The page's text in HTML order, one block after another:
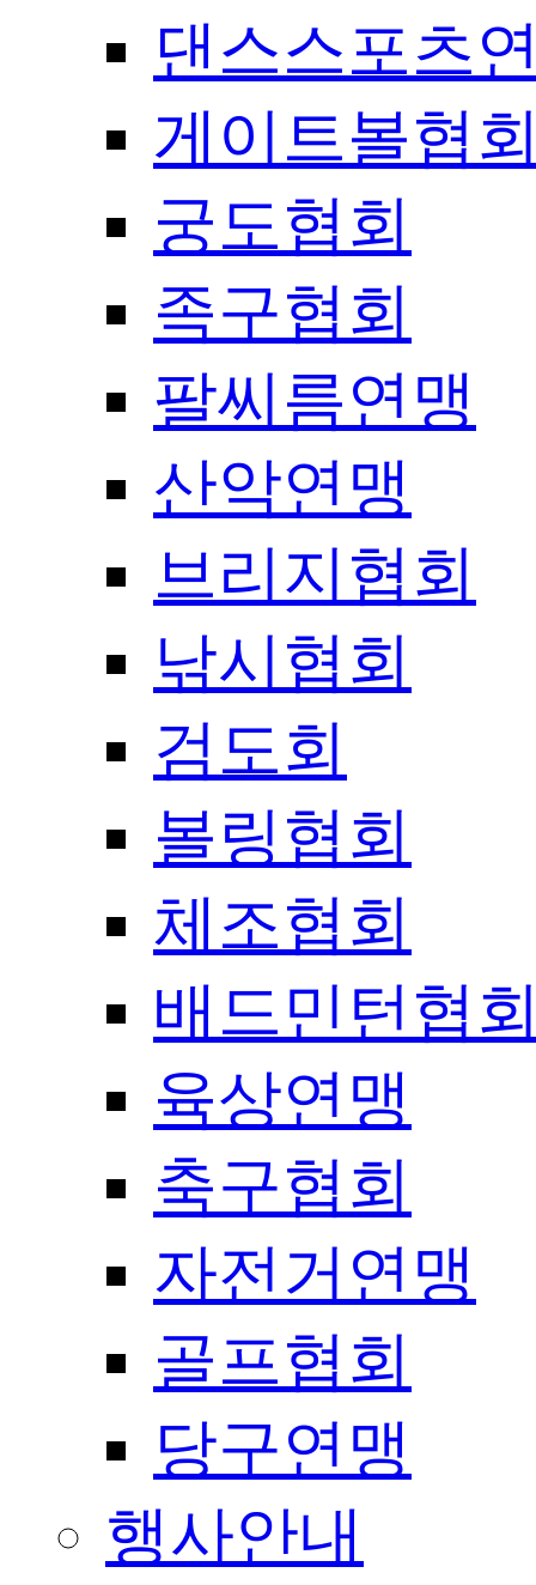
댄스스포츠
게이트볼협
궁도협회
족구협회
팔씨름연맹
산악연맹
브리지협회
낚시협회
검도회
볼링협회
체조협회
배드민턴협
육상연맹
축구협회
자전거연맹
골프협회
당구연맹
행사안내